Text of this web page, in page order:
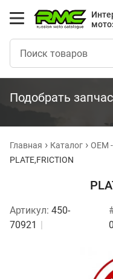
Подобрать
Главная Каталог OEM
PLATE,FRICTION
Артикул: 450-
70921